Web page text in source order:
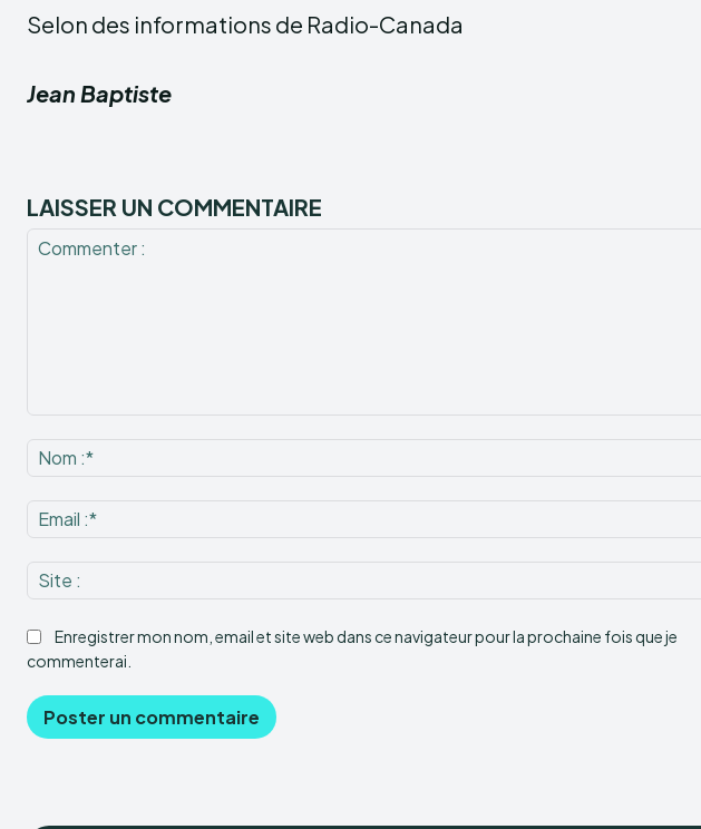
Selon des informations de Radio-Canada
Jean Baptiste
LAISSER UN COMMENTAIRE
Enregistrer mon nom, email et site web dans ce navigateur pour la prochaine fois que je
commenterai.